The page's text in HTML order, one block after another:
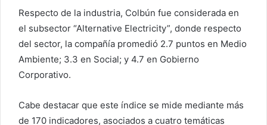
Respecto de la industria, Colbún fue considerada en
el subsector “Alternative Electricity”, donde respecto
del sector, la compañía promedió 2.7 puntos en Medio
Ambiente; 3.3 en Social; y 4.7 en Gobierno
Corporativo.
Cabe destacar que este índice se mide mediante más
de 170 indicadores, asociados a cuatro temáticas